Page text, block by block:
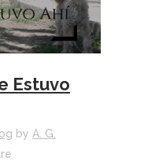
Estuvo
by A. G.